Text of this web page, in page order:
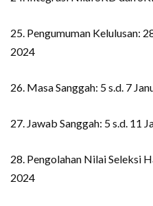
25. Pengumuman Kelulusan:
2024
26. Masa Sanggah: 5 s.d. 7
27. Jawab Sanggah: 5 s.d. 11
28. Pengolahan Nilai Seleksi
2024